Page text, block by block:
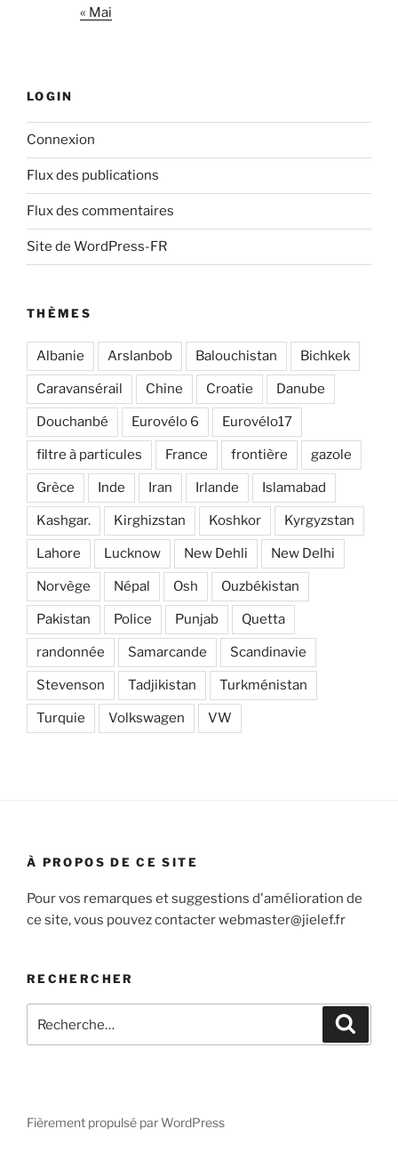
« Mai
LOGIN
Connexion
Flux des publications
Flux des commentaires
Site de WordPress-FR
THÈMES
Albanie Arslanbob Balouchistan Bichkek
Caravansérail Chine Croatie Danube
Douchanbé Eurovélo 6 Eurovélo17
filtre à particules France frontière gazole
Grèce Inde Iran Irlande Islamabad
Kashgar. Kirghizstan Koshkor Kyrgyzstan
Lahore Lucknow New Dehli New Delhi
Norvège Népal Osh Ouzbékistan
Pakistan Police Punjab Quetta
randonnée Samarcande Scandinavie
Stevenson Tadjikistan Turkménistan
Turquie Volkswagen VW
À PROPOS DE CE SITE
Pour vos remarques et suggestions d'amélioration de
ce site, vous pouvez contacter webmaster@jielef.fr
RECHERCHER
pour
Fièrement propulsé par WordPress